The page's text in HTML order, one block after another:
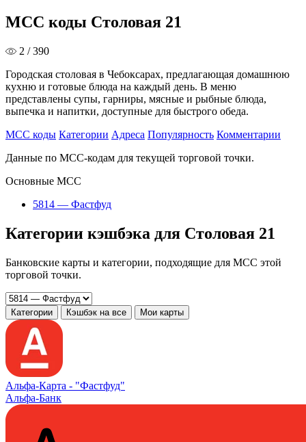
MCC коды Столовая 21
2 / 390
Городская столовая в Чебоксарах, предлагающая домашнюю
кухню и готовые блюда на каждый день. В меню
представлены супы, гарниры, мясные и рыбные блюда,
выпечка и напитки, доступные для быстрого обеда.
MCC коды Категории Адреса Популярность Комментарии
Данные по MCC-кодам для текущей торговой точки.
Основные MCC
5814 — Фастфуд
Категории кэшбэка для Столовая 21
Банковские карты и категории, подходящие для MCC этой
торговой точки.
Категории Кэшбэк на все Мои карты
Альфа‑Карта - "Фастфуд"
Альфа-Банк